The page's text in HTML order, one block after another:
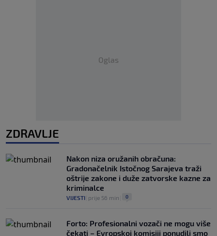
Oglas
ZDRAVLJE
Nakon niza oružanih obračuna:
Gradonačelnik Istočnog Sarajeva traži
oštrije zakone i duže zatvorske kazne za
kriminalce
VIJESTI prije 56 min 0
Forto: Profesionalni vozači ne mogu više
čekati – Evropskoj komisiji ponudili smo